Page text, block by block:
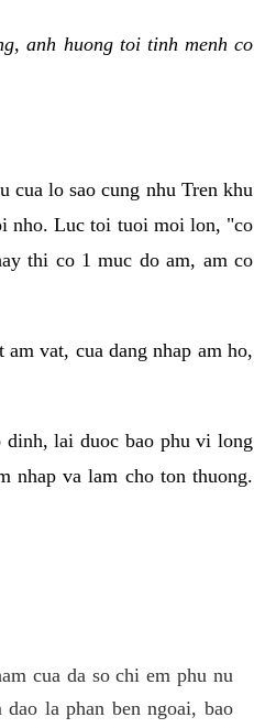
anh huong toi tinh menh co
cua lo sao cung nhu Tren khu
nho. Luc toi tuoi moi lon, "co
thi co 1 muc do am, am co
vat, cua dang nhap am ho,
lai duoc bao phu vi long
nhap va lam cho ton thuong.
cua da so chi em phu nu
la phan ben ngoai, bao